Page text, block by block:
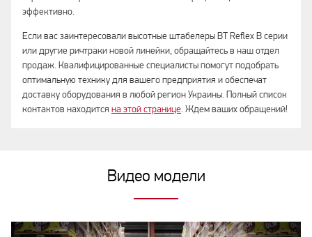
эффективно.
Если вас заинтересовали высотные штабелеры BT Reflex B серии
или другие ричтраки новой линейки, обращайтесь в наш отдел
продаж. Квалифицированные специалисты помогут подобрать
оптимальную технику для вашего предприятия и обеспечат
доставку оборудования в любой регион Украины. Полный список
контактов находится на этой странице. Ждем ваших обращений!
Видео модели